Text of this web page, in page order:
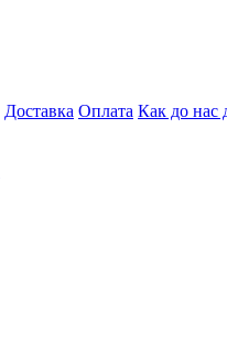
Доставка Оплата Как до нас